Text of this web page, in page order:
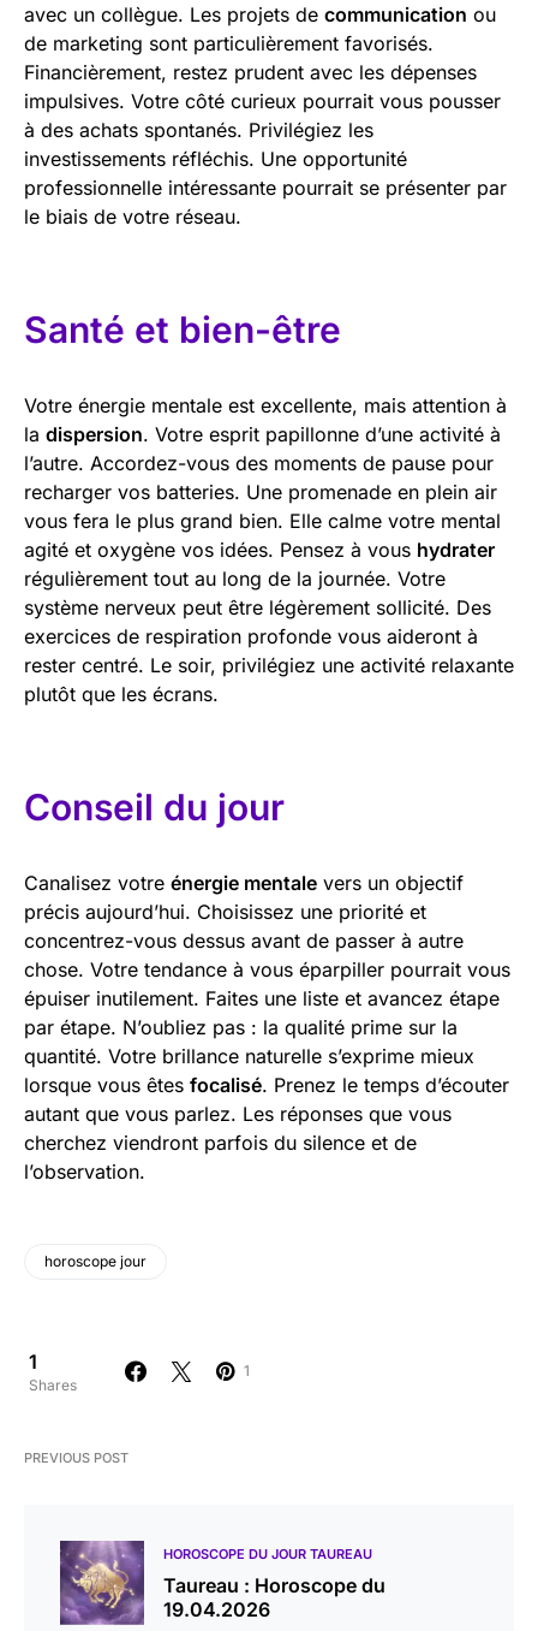
avec un collègue. Les projets de communication ou
de marketing sont particulièrement favorisés.
Financièrement, restez prudent avec les dépenses
impulsives. Votre côté curieux pourrait vous pousser
à des achats spontanés. Privilégiez les
investissements réfléchis. Une opportunité
professionnelle intéressante pourrait se présenter par
le biais de votre réseau.
Santé et bien-être
Votre énergie mentale est excellente, mais attention à
la dispersion. Votre esprit papillonne d’une activité à
l’autre. Accordez-vous des moments de pause pour
recharger vos batteries. Une promenade en plein air
vous fera le plus grand bien. Elle calme votre mental
agité et oxygène vos idées. Pensez à vous hydrater
régulièrement tout au long de la journée. Votre
système nerveux peut être légèrement sollicité. Des
exercices de respiration profonde vous aideront à
rester centré. Le soir, privilégiez une activité relaxante
plutôt que les écrans.
Conseil du jour
Canalisez votre énergie mentale vers un objectif
précis aujourd’hui. Choisissez une priorité et
concentrez-vous dessus avant de passer à autre
chose. Votre tendance à vous éparpiller pourrait vous
épuiser inutilement. Faites une liste et avancez étape
par étape. N’oubliez pas : la qualité prime sur la
quantité. Votre brillance naturelle s’exprime mieux
lorsque vous êtes focalisé. Prenez le temps d’écouter
autant que vous parlez. Les réponses que vous
cherchez viendront parfois du silence et de
l’observation.
horoscope jour
1
Shares
1
PREVIOUS POST
HOROSCOPE DU JOUR TAUREAU
Taureau : Horoscope du
19.04.2026